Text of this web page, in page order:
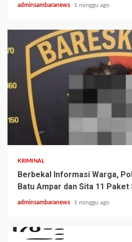
adminsambaranews 1 minggu ago
2 min read
KRIMINAL
Berbekal Informasi Warga,
Batu Ampar dan Sita 11 Paket
adminsambaranews 1 minggu ago